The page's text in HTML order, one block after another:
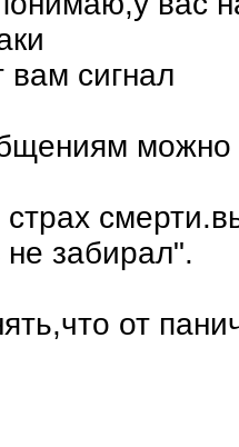
вам сигнал
можно
забирал".
от